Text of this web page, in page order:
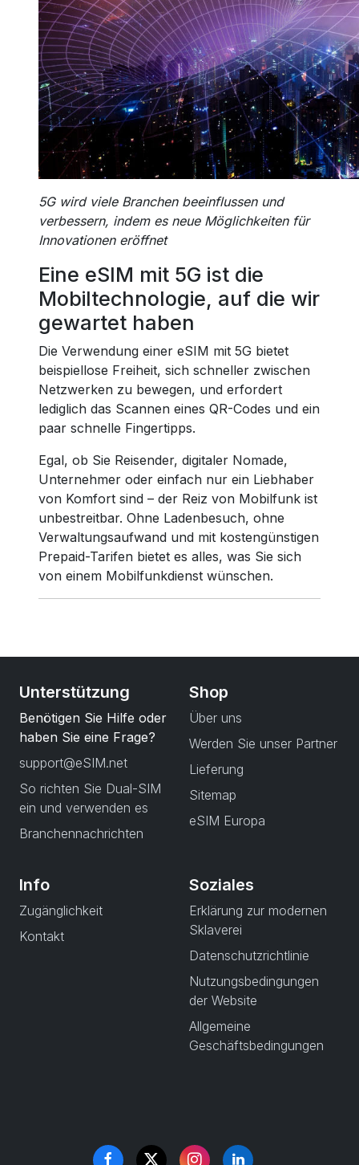
5G wird viele Branchen beeinflussen und
verbessern, indem es neue Möglichkeiten für
Innovationen eröffnet
Eine eSIM mit 5G ist die
Mobiltechnologie, auf die wir
gewartet haben
Die Verwendung einer eSIM mit 5G bietet
beispiellose Freiheit, sich schneller zwischen
Netzwerken zu bewegen, und erfordert
lediglich das Scannen eines QR-Codes und ein
paar schnelle Fingertipps.
Egal, ob Sie Reisender, digitaler Nomade,
Unternehmer oder einfach nur ein Liebhaber
von Komfort sind – der Reiz von Mobilfunk ist
unbestreitbar. Ohne Ladenbesuch, ohne
Verwaltungsaufwand und mit kostengünstigen
Prepaid-Tarifen bietet es alles, was Sie sich
von einem Mobilfunkdienst wünschen.
Unterstützung
Benötigen Sie Hilfe oder
haben Sie eine Frage?
support@eSIM.net
So richten Sie Dual-SIM
ein und verwenden es
Branchennachrichten
Shop
Über uns
Werden Sie unser Partner
Lieferung
Sitemap
eSIM Europa
Info
Zugänglichkeit
Kontakt
Soziales
Erklärung zur modernen
Sklaverei
Datenschutzrichtlinie
Nutzungsbedingungen
der Website
Allgemeine
Geschäftsbedingungen